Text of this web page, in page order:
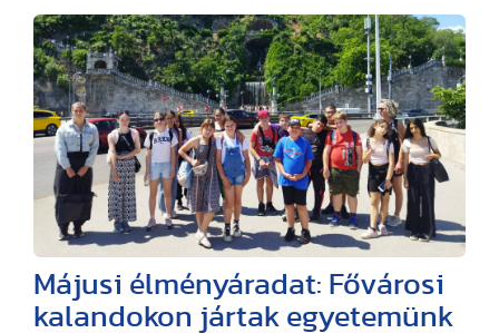
Májusi élményáradat: Fővárosi
kalandokon jártak egyetemünk